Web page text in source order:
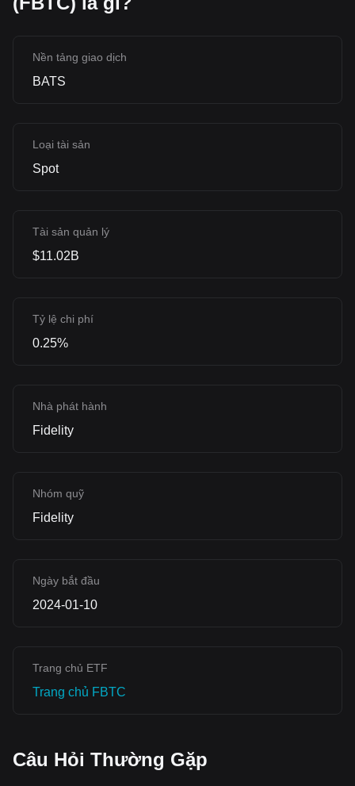
Nền tảng giao dịch
BATS
Loại tài sản
Spot
Tài sản quản lý
$11.02B
Tỷ lệ chi phí
0.25%
Nhà phát hành
Fidelity
Nhóm quỹ
Fidelity
Ngày bắt đầu
2024-01-10
Trang chủ ETF
‌Trang chủ FBTC
Câu Hỏi Thường Gặp